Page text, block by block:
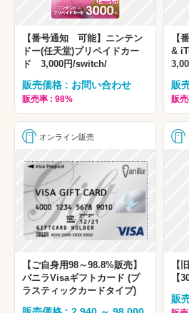
【番号通知 可能】ニンテン
ドー(任天堂)プリペイドカー
ド 3,000円/switch/
販売価格 : お問い合わせ
販売率 : 98%
【
&
販
販
オンライン販売
【ご自身用98～98.8%販売】
バニラVisaギフトカード (プ
ラスティックカードタイプ)
【
【
販